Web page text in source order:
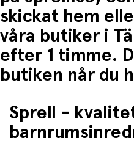
skickat hem
våra butiker i
efter 1 timme.
butiken når du
Sprell -